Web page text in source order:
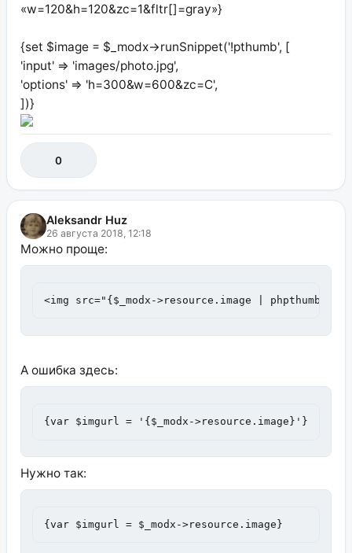
«w=120&h=120&zc=1&fltr[]=gray»}
{set $image = $_modx->runSnippet('!pthumb', [
'input' => 'images/photo.jpg',
'options' => 'h=300&w=600&zc=C',
])}
0
Aleksandr Huz
26 августа 2018, 12:18
Можно проще:
<img src="{$_modx->resource.image | phpthumbon:
А ошибка здесь:
{var $imgurl = '{$_modx->resource.image}'}
Нужно так:
{var $imgurl = $_modx->resource.image}